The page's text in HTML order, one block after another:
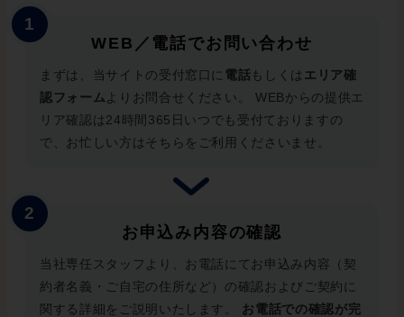
WEB／電話でお問い合わせ
まずは、当サイトの受付窓口に 電話もしくは エリア確
認フォーム よりお問合せください。 WEBからの提供エ
リア確認は24時間365日いつでも受付ておりますの
で、お忙しい方はそちらをご利用くださいませ。
お申込み内容の確認
当社専任スタッフより、お電話にてお申込み内容（契
約者名義・ご自宅の住所など）の確認およびご契約に
関する詳細をご説明いたします。 お電話での確認が完